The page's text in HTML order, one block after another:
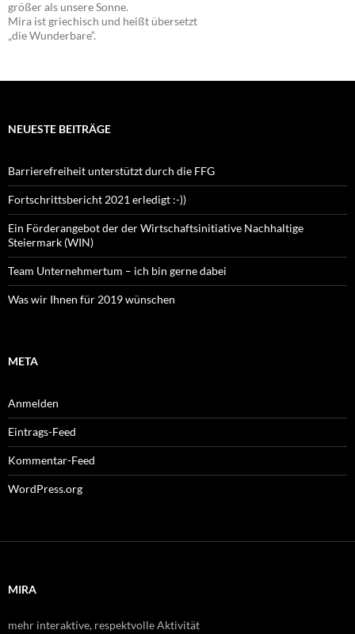
größer als unsere Sonne.
Mira ist griechisch und heißt übersetzt
„die Wunderbare“.
NEUESTE BEITRÄGE
Barrierefreiheit unterstützt durch die FFG
Fortschrittsbericht 2021 erledigt :-))
Ein Förderangebot der der Wirtschaftsinitiative Nachhaltige
Steiermark (WIN)
Team Unternehmertum – ich bin gerne dabei
Was wir Ihnen für 2019 wünschen
META
Anmelden
Eintrags-Feed
Kommentar-Feed
WordPress.org
MIRA
mehr interaktive, respektvolle Aktivität